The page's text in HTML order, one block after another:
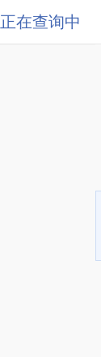
正在查询中